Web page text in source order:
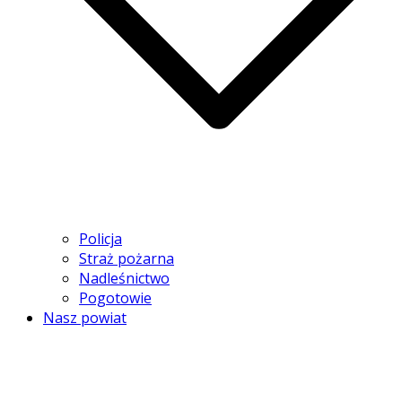
Policja
Straż pożarna
Nadleśnictwo
Pogotowie
Nasz powiat